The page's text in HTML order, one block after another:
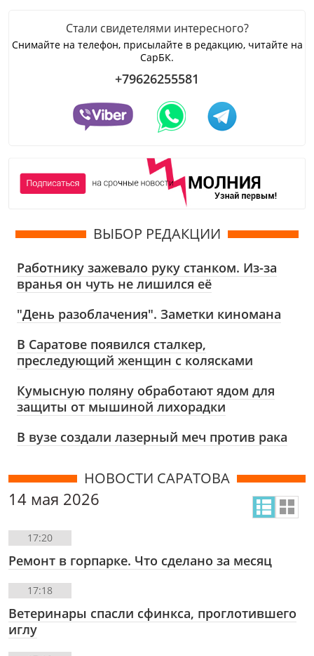
Стали свидетелями интересного?
Снимайте на телефон, присылайте в редакцию, читайте на
СарБК.
+79626255581
ВЫБОР РЕДАКЦИИ
Работнику зажевало руку станком. Из-за
вранья он чуть не лишился её
"День разоблачения". Заметки киномана
В Саратове появился сталкер,
преследующий женщин с колясками
Кумысную поляну обработают ядом для
защиты от мышиной лихорадки
В вузе создали лазерный меч против рака
НОВОСТИ САРАТОВА
14 мая 2026
17:20
Ремонт в горпарке. Что сделано за месяц
17:18
Ветеринары спасли сфинкса, проглотившего
иглу